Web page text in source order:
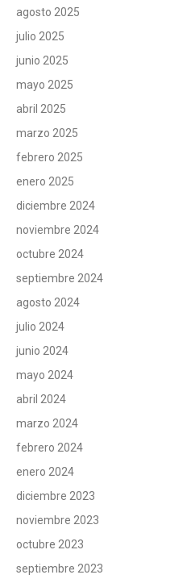
agosto 2025
julio 2025
junio 2025
mayo 2025
abril 2025
marzo 2025
febrero 2025
enero 2025
diciembre 2024
noviembre 2024
octubre 2024
septiembre 2024
agosto 2024
julio 2024
junio 2024
mayo 2024
abril 2024
marzo 2024
febrero 2024
enero 2024
diciembre 2023
noviembre 2023
octubre 2023
septiembre 2023